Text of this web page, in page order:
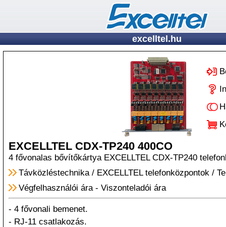
excelltel.hu
EXCELLTEL CDX-TP240 400CO
4 fővonalas bővítőkártya EXCELLTEL CDX-TP240
Távközléstechnika/ EXCELLTEL telefonközpontok/
Végfelhasználói ára- Viszonteladói ára
- 4 fővonali bemenet.
- RJ-11 csatlakozás.